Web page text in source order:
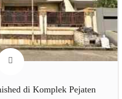
di Komplek Pejaten